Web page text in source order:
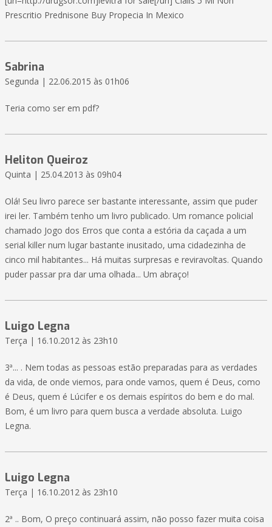
Prescritio Prednisone Buy Propecia In Mexico
Sabrina
Segunda | 22.06.2015 às 01h06
Teria como ser em pdf?
Heliton Queiroz
Quinta | 25.04.2013 às 09h04
Olá! Seu livro parece ser bastante interessante, assim que puder
irei ler. Também tenho um livro publicado. Um romance policial
chamado Jogo dos Erros que conta a estória da caçada a um
serial killer num lugar bastante inusitado, uma cidadezinha de
cinco mil habitantes... Há muitas surpresas e reviravoltas. Quando
puder passar pra dar uma olhada... Um abraço!
Luigo Legna
Terça | 16.10.2012 às 23h10
3ª... . Nem todas as pessoas estão preparadas para as verdades
da vida, de onde viemos, para onde vamos, quem é Deus, como
é Deus, quem é Lúcifer e os demais espíritos do bem e do mal.
Bom, é um livro para quem busca a verdade absoluta. Luigo
Legna.
Luigo Legna
Terça | 16.10.2012 às 23h10
2ª .. Bom, O preço continuará assim, não posso fazer muita coisa